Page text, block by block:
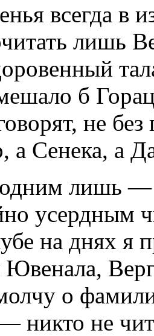
всегда в
лишь
б
не
Сенека, а
лишь —
усердным
на днях я
Ювенала,
о
никто не